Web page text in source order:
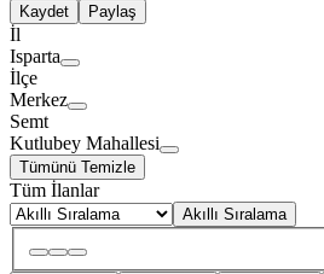
Kaydet
Paylaş
İl
Isparta
İlçe
Merkez
Semt
Kutlubey Mahallesi
Tümünü Temizle
Tüm İlanlar
Akıllı Sıralama